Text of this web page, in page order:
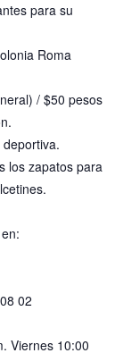
para su
Roma
/ $50 pesos
los zapatos para
02
Viernes 10:00